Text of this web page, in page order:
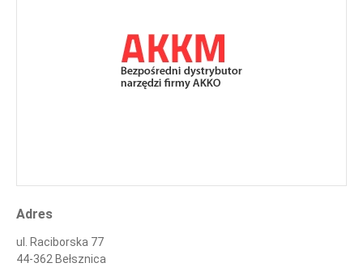
Adres
ul. Raciborska 77
44-362 Bełsznica